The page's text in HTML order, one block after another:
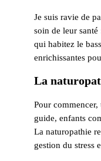
Je suis ravie de
soin de leur
qui habitez le
enrichissantes
La
Pour
guide, enfants
La naturopathie
gestion du stress